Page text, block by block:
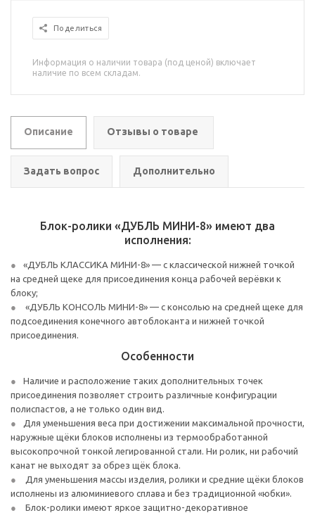
Поделиться
Информация о наличии товара (под ценой) включает
наличие по всем складам.
Описание Отзывы о товаре
Задать вопрос Дополнительно
Блок-ролики «ДУБЛЬ МИНИ-8» имеют два
исполнения:
«ДУБЛЬ КЛАССИКА МИНИ-8» — с классической нижней точкой
на средней щеке для присоединения конца рабочей верёвки к
блоку;
«ДУБЛЬ КОНСОЛЬ МИНИ-8» — с консолью на средней щеке для
подсоединения конечного автоблоканта и нижней точкой
присоединения.
Особенности
Наличие и расположение таких дополнительных точек
присоединения позволяет строить различные конфигурации
полиспастов, а не только один вид.
Для уменьшения веса при достижении максимальной прочности,
наружные щёки блоков исполнены из термообработанной
высокопрочной тонкой легированной стали. Ни ролик, ни рабочий
канат не выходят за обрез щёк блока.
Для уменьшения массы изделия, ролики и средние щёки блоков
исполнены из алюминиевого сплава и без традиционной «юбки».
Блок-ролики имеют яркое защитно-декоративное